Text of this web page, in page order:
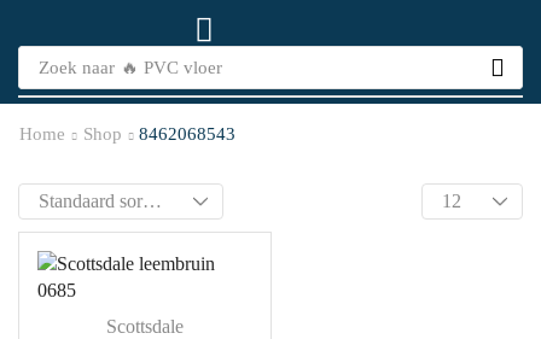
Zoek naar 🔥 PVC vloer
Home Shop 8462068543
Scottsdale